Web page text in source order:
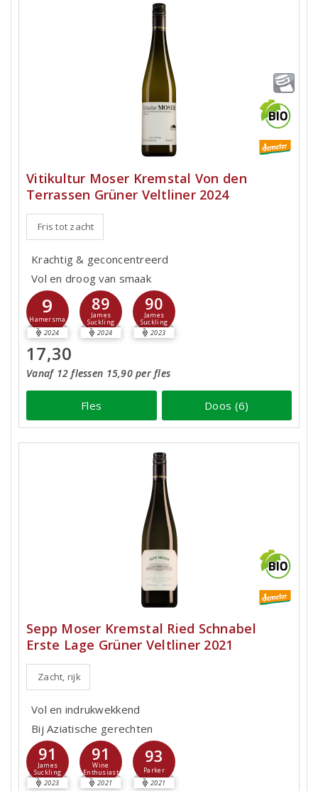
Vitikultur Moser Kremstal Von den
Terrassen Grüner Veltliner 2024
Fris tot zacht
Krachtig & geconcentreerd
Vol en droog van smaak
9
Hamersma
2024
89
James
Suckling
2024
90
James
Suckling
2023
17,30
Vanaf 12 flessen 15,90 per fles
Fles Doos (6)
Sepp Moser Kremstal Ried Schnabel
Erste Lage Grüner Veltliner 2021
Zacht, rijk
Vol en indrukwekkend
Bij Aziatische gerechten
91
James
Suckling
2023
91
Wine
Enthusiast
2021
93
Parker
2021